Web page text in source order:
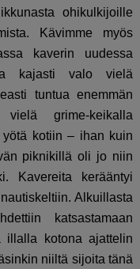
ohikulkijoille
Kävimme myös
kaverin uudessa
kajasti valo vielä
tuntua enemmän
grime-keikalla
kotiin – ihan kuin
piknikillä oli jo niin
Kavereita kerääntyi
Alkuillasta
katsastamaan
illalla kotona ajattelin
niiltä sijoita tänä